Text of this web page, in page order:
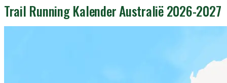
Trail Running Kalender Australië 2026-2027